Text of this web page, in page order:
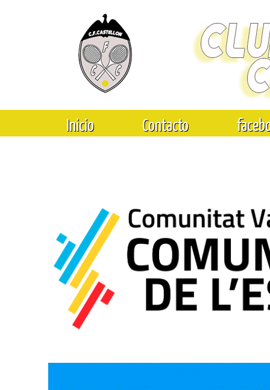
Inicio Contacto